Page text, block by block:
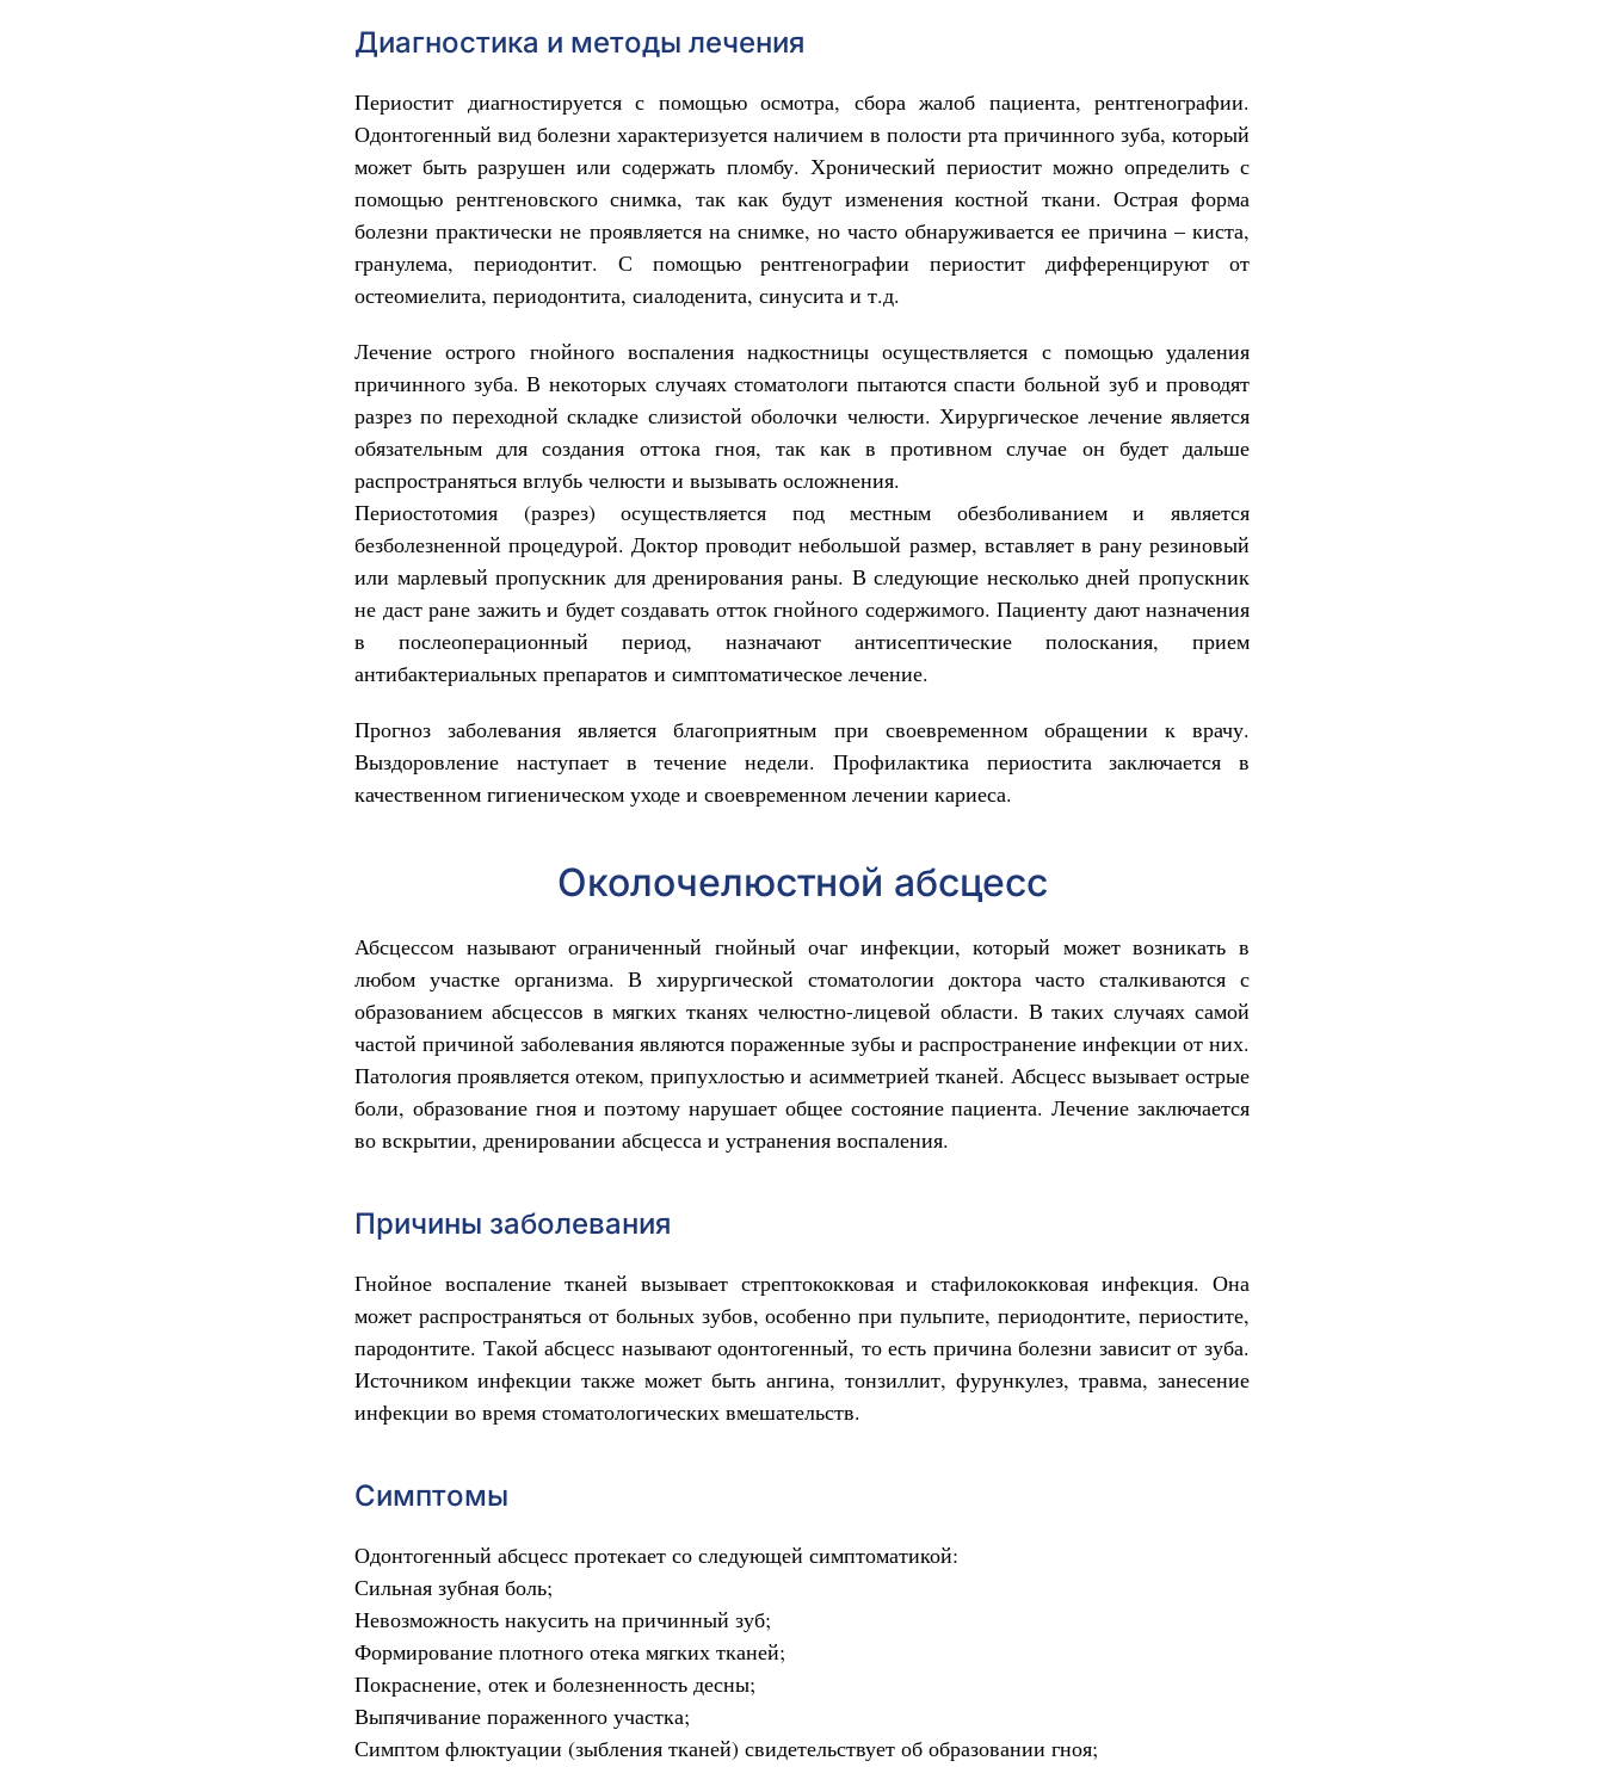
Диагностика и методы лечения
Периостит диагностируется с помощью осмотра, сбора жалоб пациента, рентгенографии.
Одонтогенный вид болезни характеризуется наличием в полости рта причинного зуба, который
может быть разрушен или содержать пломбу. Хронический периостит можно определить с
помощью рентгеновского снимка, так как будут изменения костной ткани. Острая форма
болезни практически не проявляется на снимке, но часто обнаруживается ее причина – киста,
гранулема, периодонтит. С помощью рентгенографии периостит дифференцируют от
остеомиелита, периодонтита, сиалоденита, синусита и т.д.
Лечение острого гнойного воспаления надкостницы осуществляется с помощью удаления
причинного зуба. В некоторых случаях стоматологи пытаются спасти больной зуб и проводят
разрез по переходной складке слизистой оболочки челюсти. Хирургическое лечение является
обязательным для создания оттока гноя, так как в противном случае он будет дальше
распространяться вглубь челюсти и вызывать осложнения.
Периостотомия (разрез) осуществляется под местным обезболиванием и является
безболезненной процедурой. Доктор проводит небольшой размер, вставляет в рану резиновый
или марлевый пропускник для дренирования раны. В следующие несколько дней пропускник
не даст ране зажить и будет создавать отток гнойного содержимого. Пациенту дают назначения
в послеоперационный период, назначают антисептические полоскания, прием
антибактериальных препаратов и симптоматическое лечение.
Прогноз заболевания является благоприятным при своевременном обращении к врачу.
Выздоровление наступает в течение недели. Профилактика периостита заключается в
качественном гигиеническом уходе и своевременном лечении кариеса.
Околочелюстной абсцесс
Абсцессом называют ограниченный гнойный очаг инфекции, который может возникать в
любом участке организма. В хирургической стоматологии доктора часто сталкиваются с
образованием абсцессов в мягких тканях челюстно-лицевой области. В таких случаях самой
частой причиной заболевания являются пораженные зубы и распространение инфекции от них.
Патология проявляется отеком, припухлостью и асимметрией тканей. Абсцесс вызывает острые
боли, образование гноя и поэтому нарушает общее состояние пациента. Лечение заключается
во вскрытии, дренировании абсцесса и устранения воспаления.
Причины заболевания
Гнойное воспаление тканей вызывает стрептококковая и стафилококковая инфекция. Она
может распространяться от больных зубов, особенно при пульпите, периодонтите, периостите,
пародонтите. Такой абсцесс называют одонтогенный, то есть причина болезни зависит от зуба.
Источником инфекции также может быть ангина, тонзиллит, фурункулез, травма, занесение
инфекции во время стоматологических вмешательств.
Симптомы
Одонтогенный абсцесс протекает со следующей симптоматикой:
Сильная зубная боль;
Невозможность накусить на причинный зуб;
Формирование плотного отека мягких тканей;
Покраснение, отек и болезненность десны;
Выпячивание пораженного участка;
Симптом флюктуации (зыбления тканей) свидетельствует об образовании гноя;